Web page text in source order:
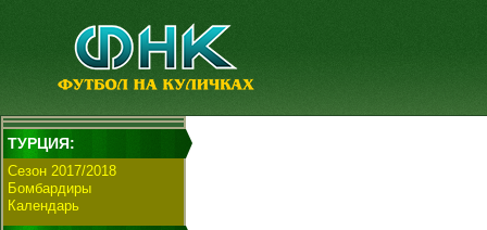
ТУРЦИЯ:
Сезон 2017/2018
Бомбардиры
Календарь